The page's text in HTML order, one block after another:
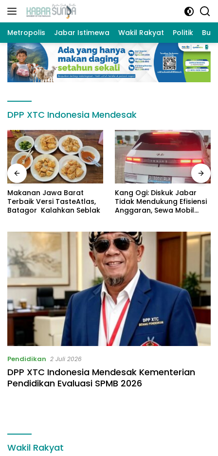
Langsung
Metropolis Jabar Istimewa Wakil Rakyat Politik
DPP XTC Indonesia Mendesak
Makanan Jawa Barat
Terbaik Versi TasteAtlas,
Batagor Kalahkan Seblak
Kang Ogi: Diskuk Jabar
Tidak Mendukung Efisiensi
Anggaran, Sewa Mobil
Pendidikan 2 Juli 2026
DPP XTC Indonesia Mendesak Kementerian
Pendidikan Evaluasi SPMB 2026
Wakil Rakyat